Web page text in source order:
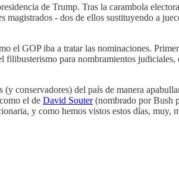
de Trump. Tras la carambola
magistrados - dos de ellos sustituyendo a
el GOP iba a tratar las nominaciones.
para nombramientos judiciales,
conservadores) del país de manera
el de David Souter(nombrado por Bush
y como hemos vistos estos días, muy,